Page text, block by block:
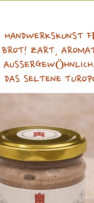
HANDWERKSKUNST
BROT! ZART,
DAS SELTENE